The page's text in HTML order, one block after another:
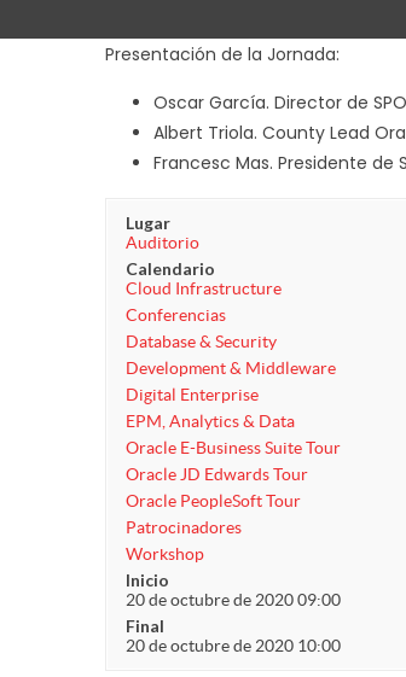
Presentación de la Jornada:
Oscar García. Director de
Albert Triola. County Lead
Francesc Mas. Presidente de
Lugar
Auditorio
Calendario
Cloud Infrastructure
Conferencias
Database & Security
Development & Middleware
Digital Enterprise
EPM, Analytics & Data
Oracle E-Business Suite Tour
Oracle JD Edwards Tour
Oracle PeopleSoft Tour
Patrocinadores
Workshop
Inicio
20 de octubre de 2020 09:00
Final
20 de octubre de 2020 10:00